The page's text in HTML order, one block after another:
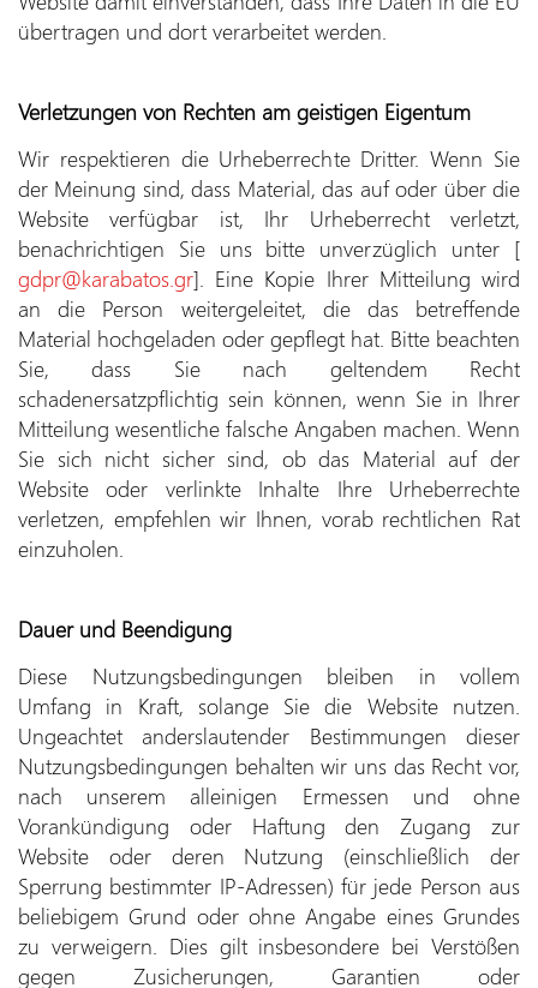
übertragen und dort verarbeitet werden.
Verletzungen von Rechten am geistigen Eigentum
Wir respektieren die Urheberrechte Dritter. Wenn Sie
der Meinung sind, dass Material, das auf oder über die
Website verfügbar ist, Ihr Urheberrecht verletzt,
benachrichtigen Sie uns bitte unverzüglich unter [
gdpr@karabatos.gr]. Eine Kopie Ihrer Mitteilung wird
an die Person weitergeleitet, die das betreffende
Material hochgeladen oder gepflegt hat. Bitte beachten
Sie, dass Sie nach geltendem Recht
schadenersatzpflichtig sein können, wenn Sie in Ihrer
Mitteilung wesentliche falsche Angaben machen. Wenn
Sie sich nicht sicher sind, ob das Material auf der
Website oder verlinkte Inhalte Ihre Urheberrechte
verletzen, empfehlen wir Ihnen, vorab rechtlichen Rat
einzuholen.
Dauer und Beendigung
Diese Nutzungsbedingungen bleiben in vollem
Umfang in Kraft, solange Sie die Website nutzen.
Ungeachtet anderslautender Bestimmungen dieser
Nutzungsbedingungen behalten wir uns das Recht vor,
nach unserem alleinigen Ermessen und ohne
Vorankündigung oder Haftung den Zugang zur
Website oder deren Nutzung (einschließlich der
Sperrung bestimmter IP-Adressen) für jede Person aus
beliebigem Grund oder ohne Angabe eines Grundes
zu verweigern. Dies gilt insbesondere bei Verstößen
gegen Zusicherungen, Garantien oder